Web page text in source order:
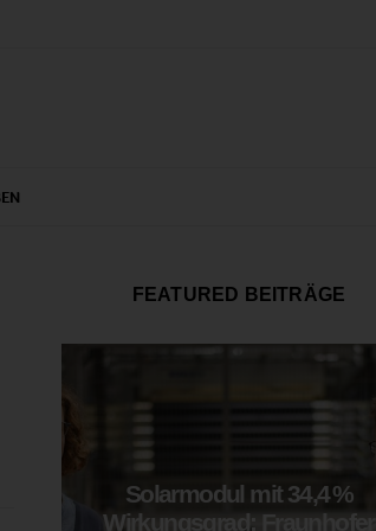
FEATURED BEITRÄGE
Solarmodul mit 34,4 %
Wirkungsgrad: Fraunhofer